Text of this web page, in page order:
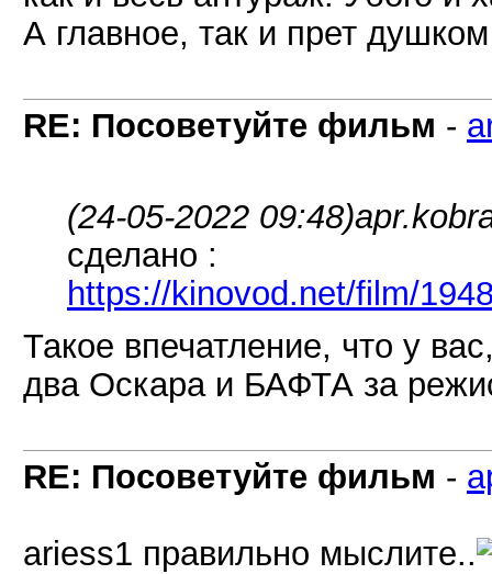
А главное, так и прет
RE: Посоветуйте фильм -
(24-05-2022 09:48)
сделано :
https://kinovod.net/film/
Такое впечатление, что у
два Оскара и БАФТА за
RE: Посоветуйте фильм -
ariess1 правильно мыслите..